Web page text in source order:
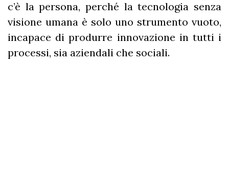
c’è la persona, perché la tecnologia senza
visione umana è solo uno strumento vuoto,
incapace di produrre innovazione in tutti i
processi, sia aziendali che sociali.